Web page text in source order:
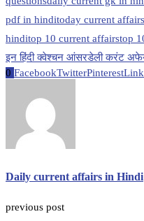
pdf in hinditoday current
hinditop 10 current affairstop
इन हिंदी क्वेश्चन आंसरडेली करंट
0 FacebookTwitterPinterest
Daily current affairs in Hindi
previous post